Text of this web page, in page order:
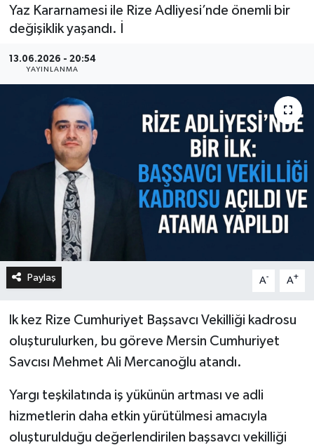
Yaz Kararnamesi ile Rize Adliyesi’nde önemli bir
değişiklik yaşandı. İ
13.06.2026 - 20:54
YAYINLANMA
Paylaş A- A+
lk kez Rize Cumhuriyet Başsavcı Vekilliği kadrosu
oluşturulurken, bu göreve Mersin Cumhuriyet
Savcısı Mehmet Ali Mercanoğlu atandı.
Yargı teşkilatında iş yükünün artması ve adli
hizmetlerin daha etkin yürütülmesi amacıyla
oluşturulduğu değerlendirilen başsavcı vekilliği
Sağlık
Son Dakika Haberleri